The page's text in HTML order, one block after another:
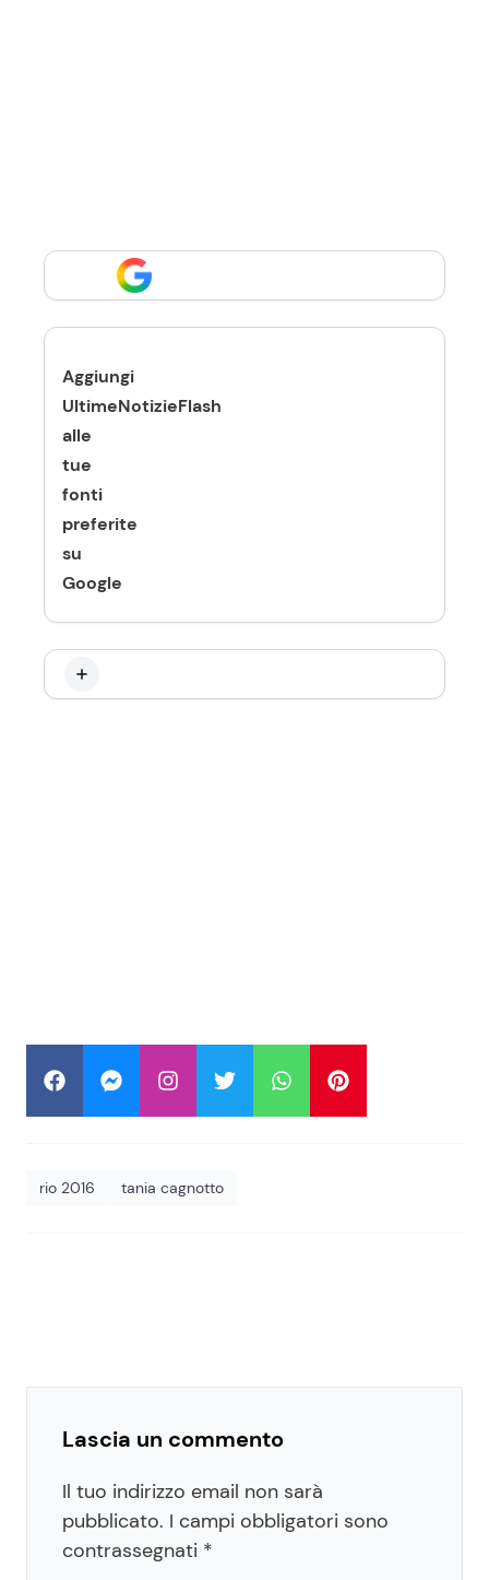
Aggiungi
UltimeNotizieFlash
alle
tue
fonti
preferite
su
Google
rio 2016 tania cagnotto
Lascia un commento
Il tuo indirizzo email non sarà
pubblicato. I campi obbligatori sono
contrassegnati *